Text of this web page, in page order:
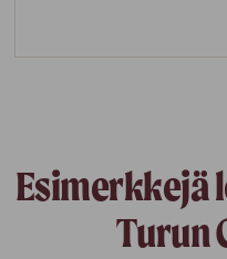
Esimerkkejä
Turun